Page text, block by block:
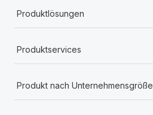
Produktlösungen
Produktservices
Produkt nach Unternehmensgröße